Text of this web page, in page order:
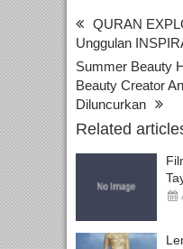
QURAN
Unggulan
Summer Beauty
Beauty Creator
Diluncurkan
Related